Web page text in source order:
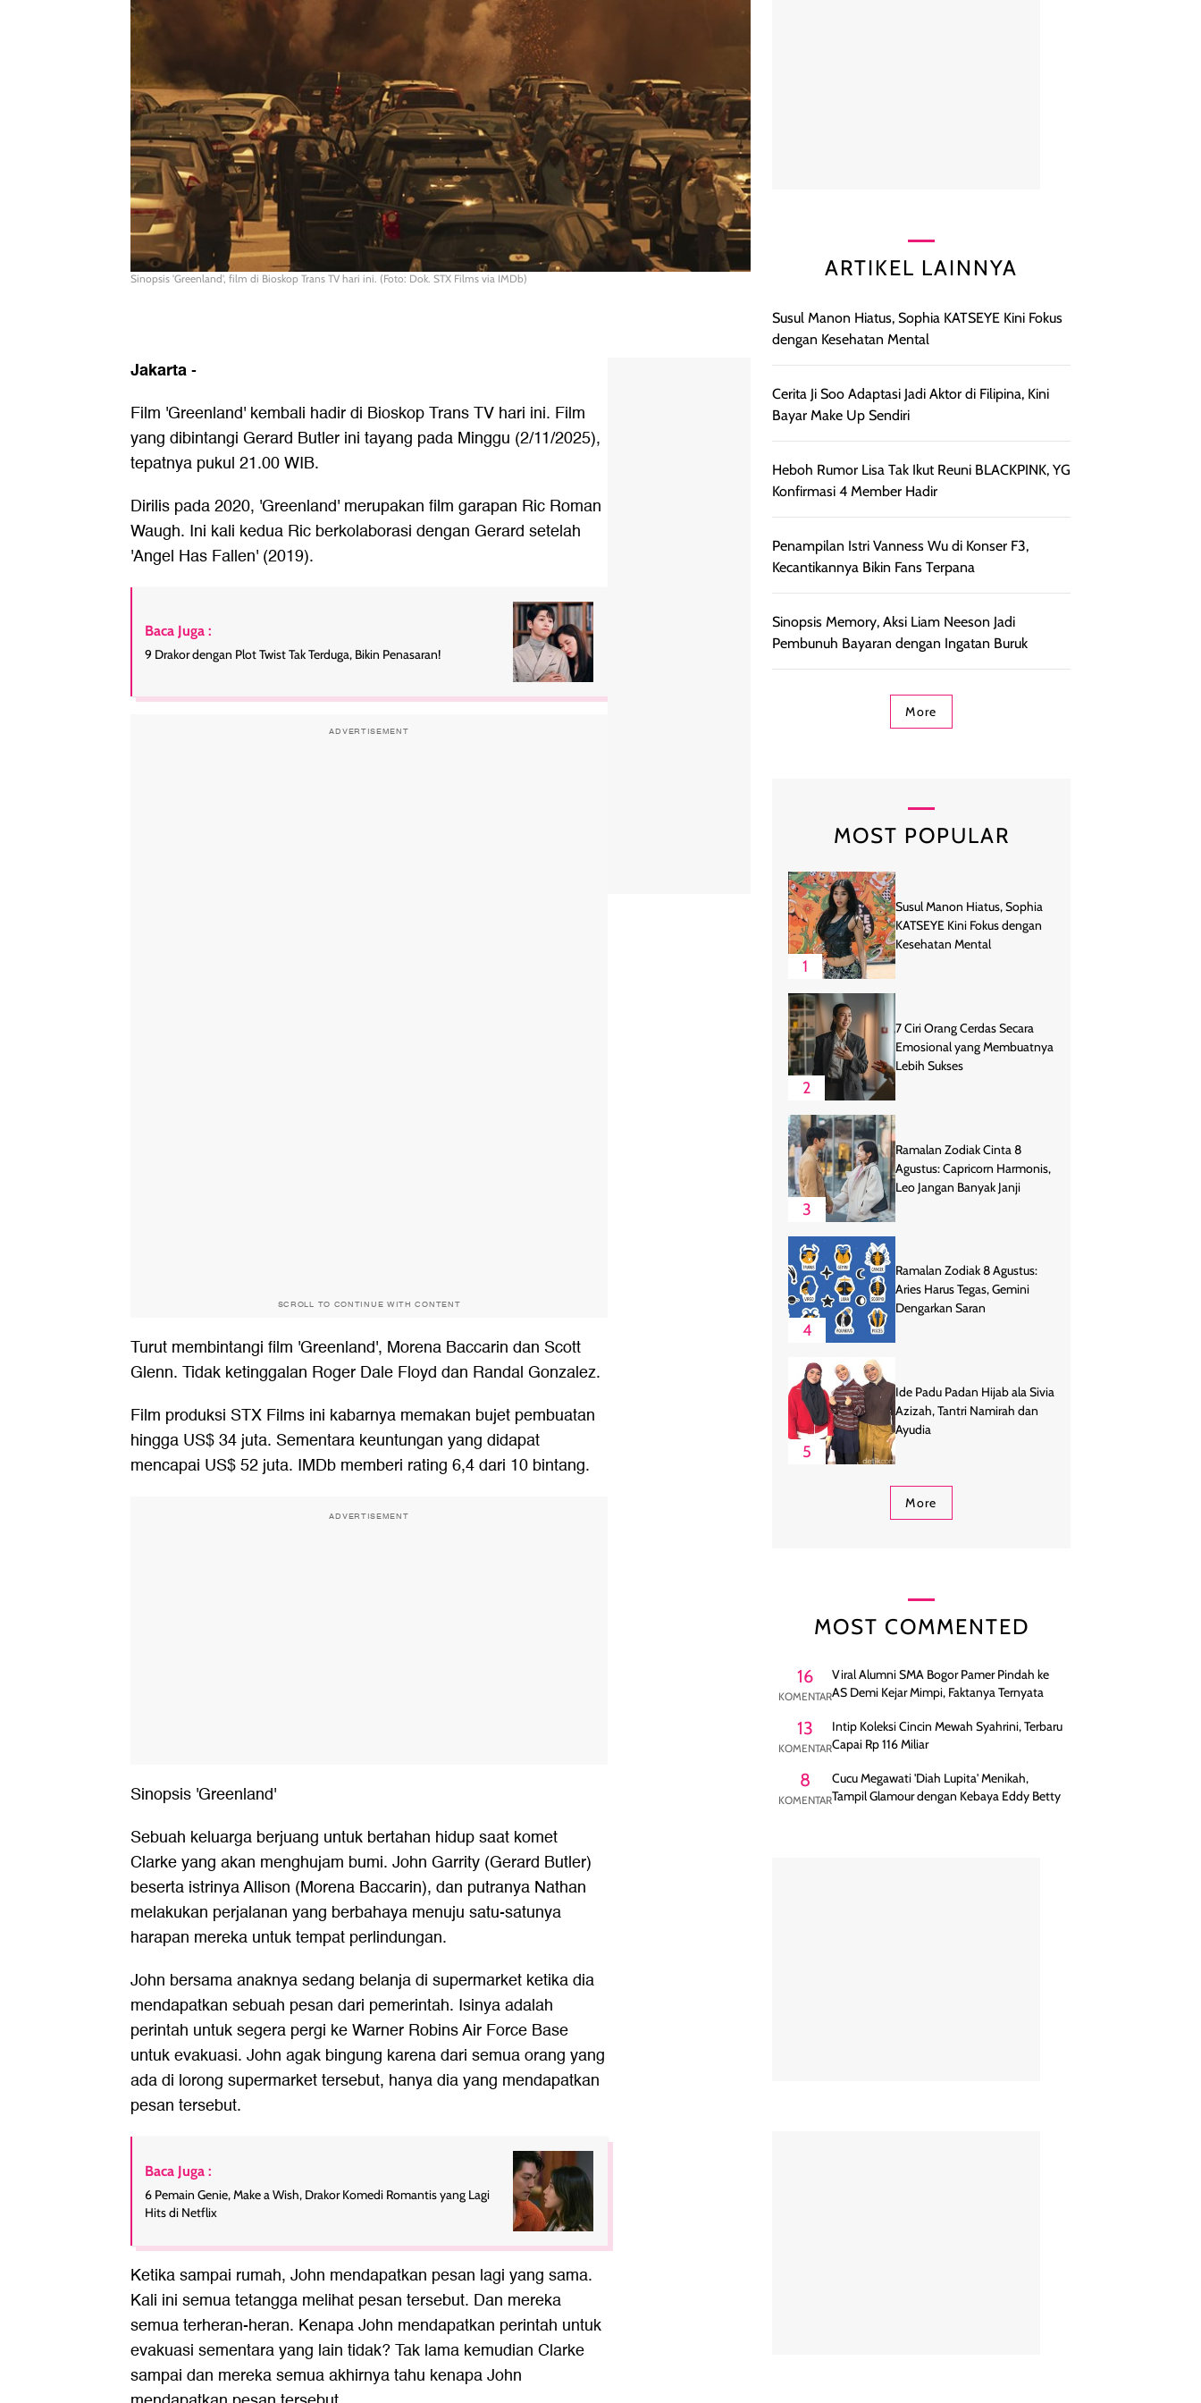
Sinopsis 'Greenland', film di Bioskop Trans TV hari ini. (Foto: Dok. STX Films via IMDb)
Jakarta-
Film 'Greenland' kembali hadir di Bioskop Trans TV hari ini. Film
yang dibintangi Gerard Butler ini tayang pada Minggu (2/11/2025),
tepatnya pukul 21.00 WIB.
Dirilis pada 2020, 'Greenland' merupakan film garapan Ric Roman
Waugh. Ini kali kedua Ric berkolaborasi dengan Gerard setelah
'Angel Has Fallen' (2019).
Baca Juga :
9 Drakor dengan Plot Twist Tak Terduga, Bikin Penasaran!
ADVERTISEMENT
SCROLL TO CONTINUE WITH CONTENT
Turut membintangi film 'Greenland', Morena Baccarin dan Scott
Glenn. Tidak ketinggalan Roger Dale Floyd dan Randal Gonzalez.
Film produksi STX Films ini kabarnya memakan bujet pembuatan
hingga US$ 34 juta. Sementara keuntungan yang didapat
mencapai US$ 52 juta. IMDb memberi rating 6,4 dari 10 bintang.
ADVERTISEMENT
Sinopsis 'Greenland'
Sebuah keluarga berjuang untuk bertahan hidup saat komet
Clarke yang akan menghujam bumi. John Garrity (Gerard Butler)
beserta istrinya Allison (Morena Baccarin), dan putranya Nathan
melakukan perjalanan yang berbahaya menuju satu-satunya
harapan mereka untuk tempat perlindungan.
John bersama anaknya sedang belanja di supermarket ketika dia
mendapatkan sebuah pesan dari pemerintah. Isinya adalah
perintah untuk segera pergi ke Warner Robins Air Force Base
untuk evakuasi. John agak bingung karena dari semua orang yang
ada di lorong supermarket tersebut, hanya dia yang mendapatkan
pesan tersebut.
Baca Juga :
6 Pemain Genie, Make a Wish, Drakor Komedi Romantis yang Lagi
Hits di Netflix
Ketika sampai rumah, John mendapatkan pesan lagi yang sama.
Kali ini semua tetangga melihat pesan tersebut. Dan mereka
semua terheran-heran. Kenapa John mendapatkan perintah untuk
evakuasi sementara yang lain tidak? Tak lama kemudian Clarke
sampai dan mereka semua akhirnya tahu kenapa John
ARTIKEL LAINNYA
Susul Manon Hiatus, Sophia KATSEYE Kini Fokus
dengan Kesehatan Mental
Cerita Ji Soo Adaptasi Jadi Aktor di Filipina, Kini
Bayar Make Up Sendiri
Heboh Rumor Lisa Tak Ikut Reuni BLACKPINK, YG
Konfirmasi 4 Member Hadir
Penampilan Istri Vanness Wu di Konser F3,
Kecantikannya Bikin Fans Terpana
Sinopsis Memory, Aksi Liam Neeson Jadi
Pembunuh Bayaran dengan Ingatan Buruk
More
MOST POPULAR
1
Susul Manon Hiatus, Sophia
KATSEYE Kini Fokus dengan
Kesehatan Mental
2
7 Ciri Orang Cerdas Secara
Emosional yang Membuatnya
Lebih Sukses
3
Ramalan Zodiak Cinta 8
Agustus: Capricorn Harmonis,
Leo Jangan Banyak Janji
4
Ramalan Zodiak 8 Agustus:
Aries Harus Tegas, Gemini
Dengarkan Saran
5
Ide Padu Padan Hijab ala Sivia
Azizah, Tantri Namirah dan
Ayudia
More
MOST COMMENTED
16
KOMENTAR
Viral Alumni SMA Bogor Pamer Pindah ke
AS Demi Kejar Mimpi, Faktanya Ternyata
13
KOMENTAR
Intip Koleksi Cincin Mewah Syahrini, Terbaru
Capai Rp 116 Miliar
8
KOMENTAR
Cucu Megawati 'Diah Lupita' Menikah,
Tampil Glamour dengan Kebaya Eddy Betty